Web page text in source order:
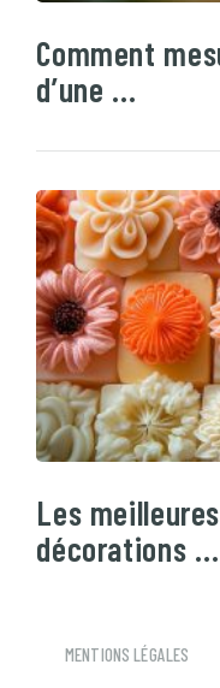
Comment
d’une …
Les
décorations …
MENTIONS LÉGALES